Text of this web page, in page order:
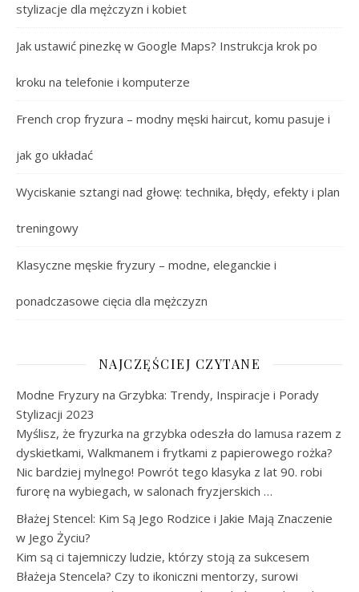
stylizacje dla mężczyzn i kobiet
Jak ustawić pinezkę w Google Maps? Instrukcja krok po
kroku na telefonie i komputerze
French crop fryzura – modny męski haircut, komu pasuje i
jak go układać
Wyciskanie sztangi nad głowę: technika, błędy, efekty i plan
treningowy
Klasyczne męskie fryzury – modne, eleganckie i
ponadczasowe cięcia dla mężczyzn
NAJCZĘŚCIEJ CZYTANE
Modne Fryzury na Grzybka: Trendy, Inspiracje i Porady
Stylizacji 2023
Myślisz, że fryzurka na grzybka odeszła do lamusa razem z
dyskietkami, Walkmanem i frytkami z papierowego rożka?
Nic bardziej mylnego! Powrót tego klasyka z lat 90. robi
furorę na wybiegach, w salonach fryzjerskich …
Błażej Stencel: Kim Są Jego Rodzice i Jakie Mają Znaczenie
w Jego Życiu?
Kim są ci tajemniczy ludzie, którzy stoją za sukcesem
Błażeja Stencela? Czy to ikoniczni mentorzy, surowi